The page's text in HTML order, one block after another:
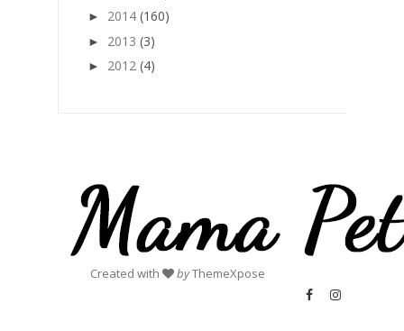
► 2014 (160)
► 2013 (3)
► 2012 (4)
Created with byThemeXpose